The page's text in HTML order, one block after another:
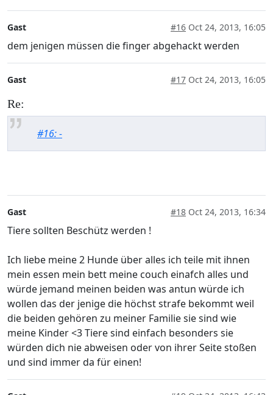
Gast #16 Oct 24, 2013, 16:05
dem jenigen müssen die finger abgehackt werden
Gast #17 Oct 24, 2013, 16:05
Re:
#16: -
Gast #18 Oct 24, 2013, 16:34
Tiere sollten Beschütz werden !
Ich liebe meine 2 Hunde über alles ich teile mit ihnen
mein essen mein bett meine couch einafch alles und
würde jemand meinen beiden was antun würde ich
wollen das der jenige die höchst strafe bekommt weil
die beiden gehören zu meiner Familie sie sind wie
meine Kinder <3 Tiere sind einfach besonders sie
würden dich nie abweisen oder von ihrer Seite stoßen
und sind immer da für einen!